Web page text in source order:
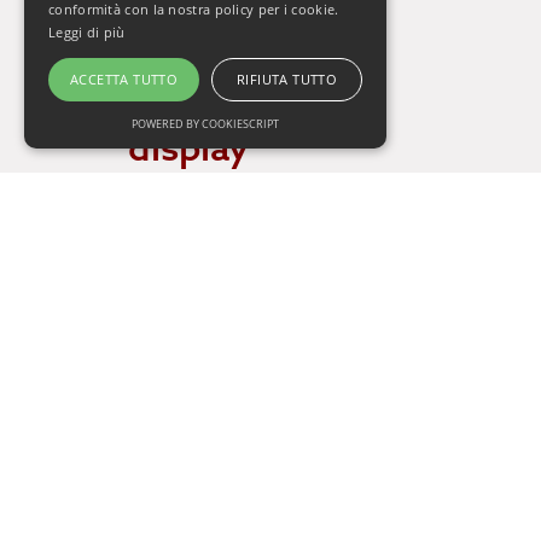
No records to
display
conformità con la nostra policy per i cookie.
Leggi di più
ACCETTA TUTTO RIFIUTA TUTTO
POWERED BY COOKIESCRIPT